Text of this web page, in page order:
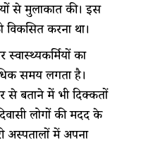
से मुलाकात की। इस
करना था।
का
समय लगता है।
से बताने में भी दिक्कतों
लोगों की मदद के
अस्पतालों में अपना